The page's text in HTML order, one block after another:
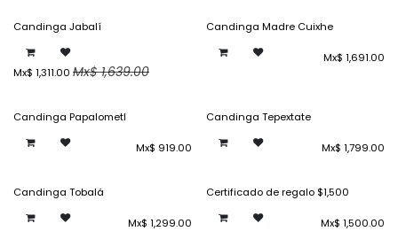
Candinga Jabalí
Mx$ 1,311.00 Mx$1,639.00
Candinga Madre Cuixhe
Mx$ 1,691.00
Candinga Papalometl
Mx$ 919.00
Candinga Tepextate
Mx$ 1,799.00
Candinga Tobalá
Mx$ 1,299.00
Certificado de regalo $1,500
Mx$ 1,500.00